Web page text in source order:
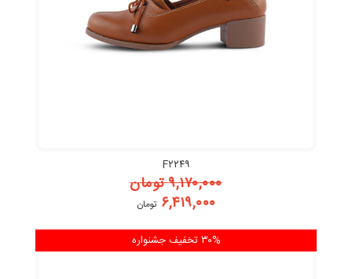
F۲۲۴۹
۹,۱۷۰,۰۰۰تومان
۶,۴۱۹,۰۰۰ تومان
۳۰% تخفیف جشنواره